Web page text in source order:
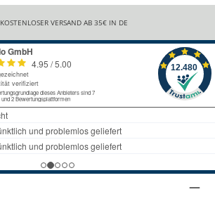
KOSTENLOSER VERSAND AB 35€ IN DE